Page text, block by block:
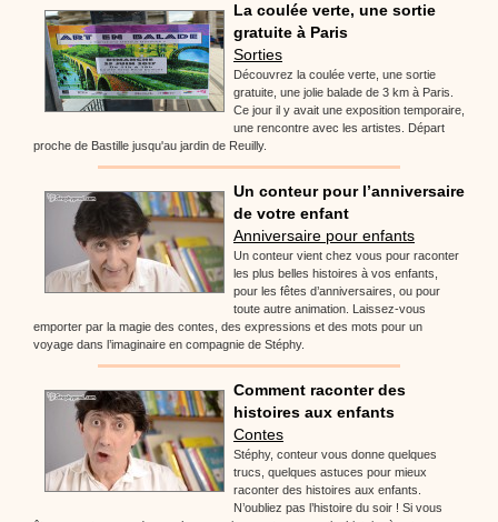
La coulée verte, une sortie
gratuite à Paris
Sorties
Découvrez la coulée verte, une sortie
gratuite, une jolie balade de 3 km à Paris.
Ce jour il y avait une exposition temporaire,
une rencontre avec les artistes. Départ
proche de Bastille jusqu'au jardin de Reuilly.
Un conteur pour l’anniversaire
de votre enfant
Anniversaire pour enfants
Un conteur vient chez vous pour raconter
les plus belles histoires à vos enfants,
pour les fêtes d’anniversaires, ou pour
toute autre animation. Laissez-vous
emporter par la magie des contes, des expressions et des mots pour un
voyage dans l’imaginaire en compagnie de Stéphy.
Comment raconter des
histoires aux enfants
Contes
Stéphy, conteur vous donne quelques
trucs, quelques astuces pour mieux
raconter des histoires aux enfants.
N’oubliez pas l’histoire du soir ! Si vous